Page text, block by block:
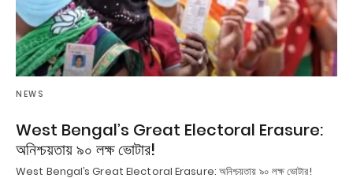
NEWS
West Bengal’s Great Electoral Erasure:
অনিশ্চয়তায় ৯০ লক্ষ ভোটার!
West Bengal’s Great Electoral Erasure: অনিশ্চয়তায় ৯০ লক্ষ ভোটার!